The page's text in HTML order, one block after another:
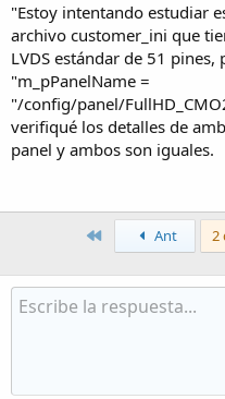
"Estoy intentando estudiar
archivo customer_ini que
LVDS estándar de 51
"m_pPanelName =
"/config/panel/
verifiqué los detalles de
panel y ambos son iguales.
PrimeroAnt 2